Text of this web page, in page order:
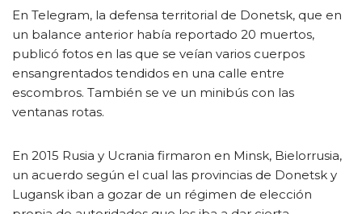
En Telegram, la defensa territorial de Donetsk, que en
un balance anterior había reportado 20 muertos,
publicó fotos en las que se veían varios cuerpos
ensangrentados tendidos en una calle entre
escombros. También se ve un minibús con las
ventanas rotas.
En 2015 Rusia y Ucrania firmaron en Minsk, Bielorrusia,
un acuerdo según el cual las provincias de Donetsk y
Lugansk iban a gozar de un régimen de elección